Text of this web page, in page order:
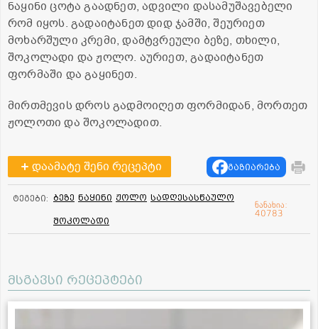
ნაყინი ცოტა გაადნეთ, ადვილი დასამუშავებელი
რომ იყოს. გადაიტანეთ დიდ ჯამში, შეურიეთ
მოხარშული კრემი, დამტვრეული ბეზე, თხილი,
შოკოლადი და ჟოლო. აურიეთ, გადაიტანეთ
ფორმაში და გაყინეთ.
მირთმევის დროს გადმოიღეთ ფორმიდან, მორთეთ
ჟოლოთი და შოკოლადით.
დაამატე შენი რეცეპტი გაზიარება
ტეგები: ბეზე ნაყინი ჟოლო სადღესასწაულო
შოკოლადი
ნანახია:
40783
მსგავსი რეცეპტები